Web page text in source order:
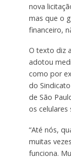
nova
mas que o
financeiro,
O texto diz
adotou
como por
do
de São
os
“Até nós,
muitas
funciona.